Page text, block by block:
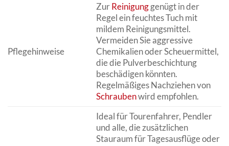
Pflegehinweise
ZurReinigunggenügt in der
Regel ein feuchtes Tuch mit
mildem Reinigungsmittel.
Vermeiden Sie aggressive
Chemikalien oder Scheuermittel,
die die Pulverbeschichtung
beschädigen könnten.
Regelmäßiges Nachziehen von
Schraubenwird empfohlen.
Ideal für Tourenfahrer, Pendler
und alle, die zusätzlichen
Stauraum für Tagesausflüge oder